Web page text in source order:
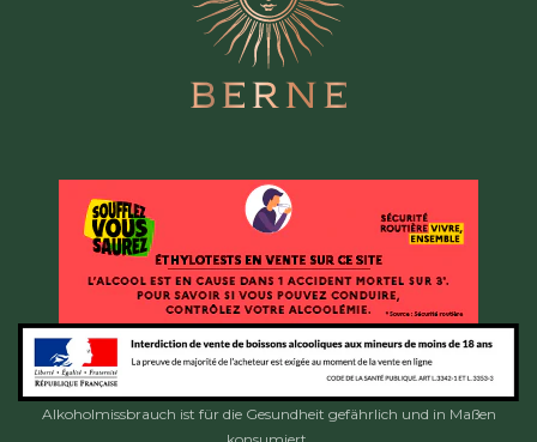
Alkoholmissbrauch ist für die Gesundheit gefährlich und in Maßen